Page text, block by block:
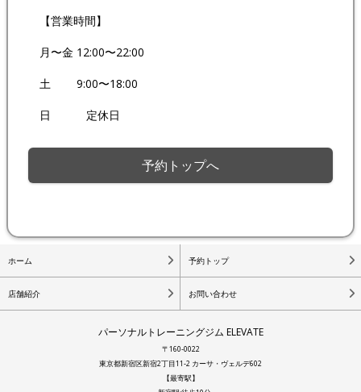
【営業時間】
月〜金 12:00〜22:00
土 9:00〜18:00
日 定休日
予約トップへ
ホーム 予約トップ
店舗紹介 お問い合わせ
パーソナルトレーニングジム ELEVATE
〒160-0022
東京都新宿区新宿2丁目11-2 カーサ・ヴェルデ602
【最寄駅】